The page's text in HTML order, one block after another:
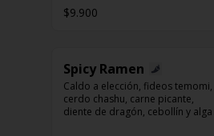
$9.900
Spicy Ramen
Caldo a elección, fideos temomi,
cerdo chashu, carne picante,
diente de dragón, cebollín y alga